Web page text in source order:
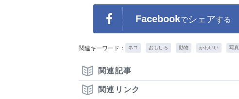
Facebookでシェアする
関連キーワード： ネコ おもしろ 動物 かわいい 写真
関連記事
関連リンク